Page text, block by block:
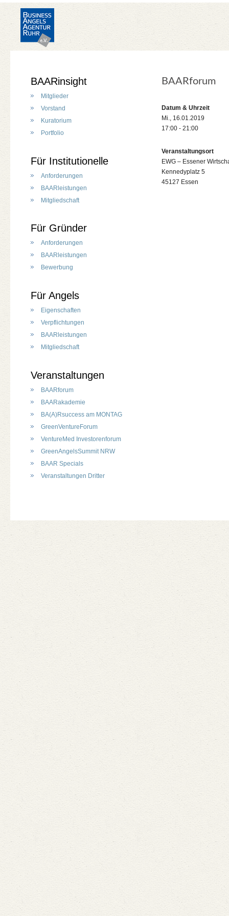
BAARforum
Datum & Uhrzeit
Mi., 16.01.2019
17:00 - 21:00
Veranstaltungsort
EWG – Essener
Kennedyplatz 5
45127 Essen
BAARinsight
Mitglieder
Vorstand
Kuratorium
Portfolio
Für Institutionelle
Anforderungen
BAARleistungen
Mitgliedschaft
Für Gründer
Anforderungen
BAARleistungen
Bewerbung
Für Angels
Eigenschaften
Verpflichtungen
BAARleistungen
Mitgliedschaft
Veranstaltungen
BAARforum
BAARakademie
BA(A)Rsuccess am MONTAG
GreenVentureForum
VentureMed Investorenforum
GreenAngelsSummit NRW
BAAR Specials
Veranstaltungen Dritter